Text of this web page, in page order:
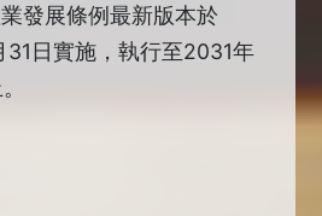
發展條例最新版本於
31日實施，執行至2031年